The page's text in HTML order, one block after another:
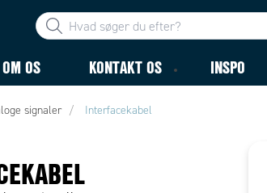
OM OS KONTAKT OS INSPO
signaler Interfacekabel